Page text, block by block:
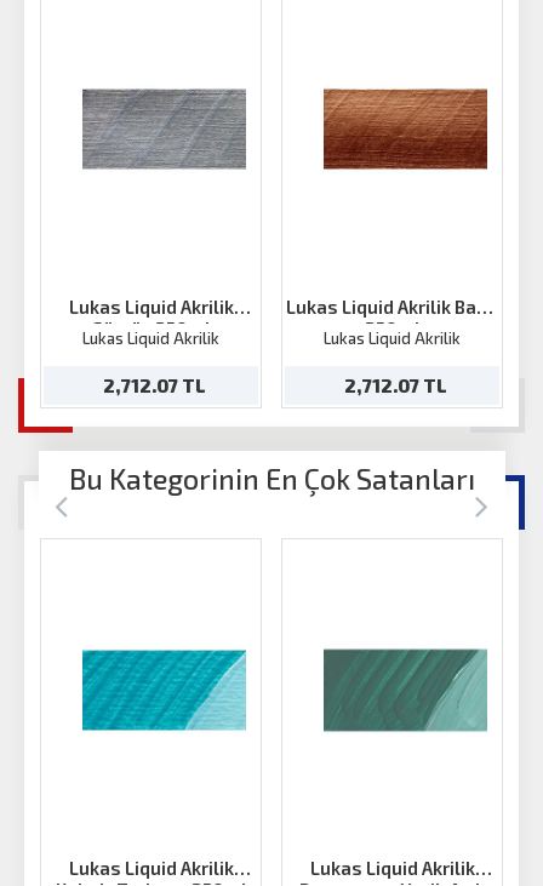
Lukas Liquid Akrilik
Gümüş 250ml
Lukas Liquid Akrilik
2,712.07 TL
Lukas Liquid Akrilik Bakır
250ml
Lukas Liquid Akrilik
2,712.07 TL
Bu Kategorinin En Çok Satanları
Lukas Liquid Akrilik
Lukas Liquid Akrilik